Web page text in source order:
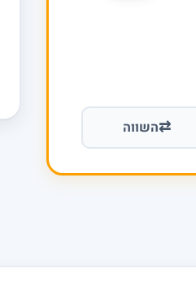
⇄השווה